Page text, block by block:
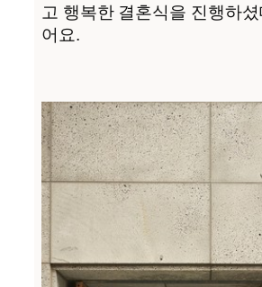
고 행복한 결혼식을 진행하
어요.